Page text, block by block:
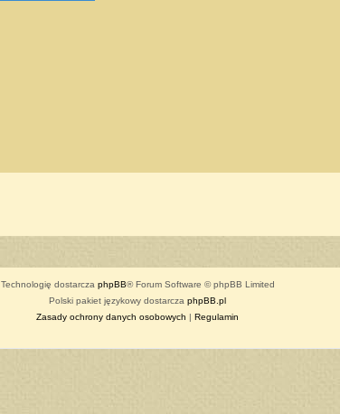
Technologię dostarcza phpBB® Forum Software © phpBB Limited
Polski pakiet językowy dostarcza phpBB.pl
Zasady ochrony danych osobowych | Regulamin